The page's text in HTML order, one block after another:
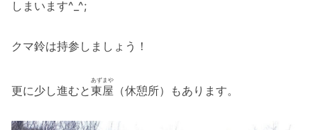
しまいます^_^;
クマ鈴は持参しましょう！
更に少し進むと東屋
あずまや
（休憩所）もあります。